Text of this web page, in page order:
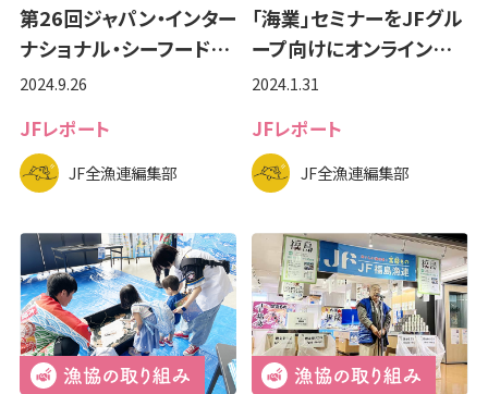
第26回ジャパン・インター
ナショナル・シーフード…
2024.9.26
JFレポート
JF全漁連編集部
「海業」セミナーをJFグル
ープ向けにオンライン…
2024.1.31
JFレポート
JF全漁連編集部